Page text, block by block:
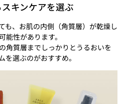
キンケアを選ぶ
も、お肌の内側（角質層）が乾燥し
能性があります。
角質層までしっかりとうるおいを
選ぶのがおすすめ。